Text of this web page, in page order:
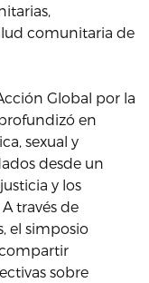
comunitaria de
Global por la
en
sexual y
desde un
y los
través de
el simposio
sobre